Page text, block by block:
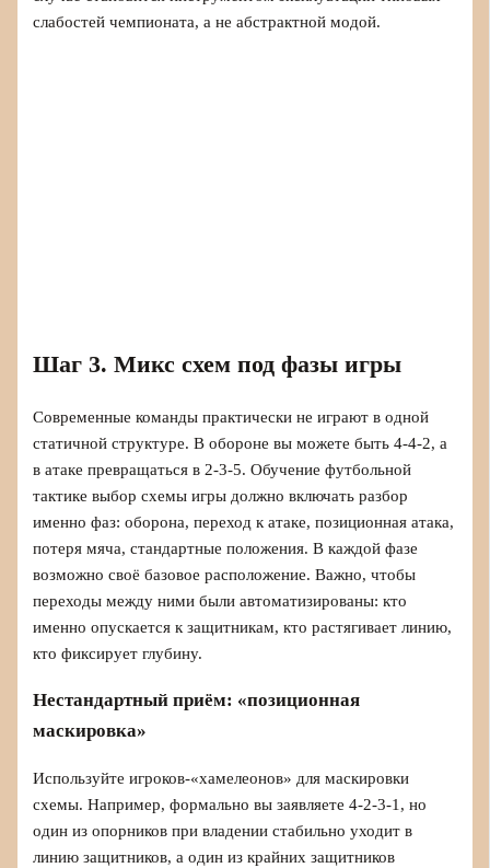
слабостей чемпионата, а не абстрактной модой.
Шаг 3. Микс схем под фазы игры
Современные команды практически не играют в одной
статичной структуре. В обороне вы можете быть 4‑4‑2, а
в атаке превращаться в 2‑3‑5. Обучение футбольной
тактике выбор схемы игры должно включать разбор
именно фаз: оборона, переход к атаке, позиционная атака,
потеря мяча, стандартные положения. В каждой фазе
возможно своё базовое расположение. Важно, чтобы
переходы между ними были автоматизированы: кто
именно опускается к защитникам, кто растягивает линию,
кто фиксирует глубину.
Нестандартный приём: «позиционная
маскировка»
Используйте игроков-«хамелеонов» для маскировки
схемы. Например, формально вы заявляете 4‑2‑3‑1, но
один из опорников при владении стабильно уходит в
линию защитников, а один из крайних защитников